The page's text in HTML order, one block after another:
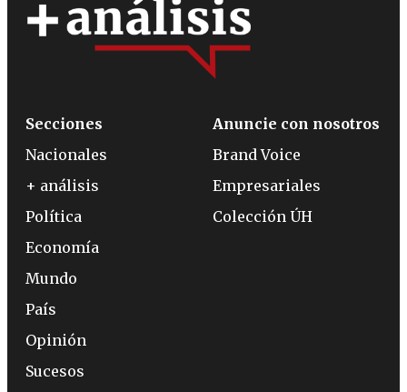
Secciones
Nacionales
+ análisis
Política
Economía
Mundo
País
Opinión
Sucesos
Anuncie con nosotros
Brand Voice
Empresariales
Colección ÚH